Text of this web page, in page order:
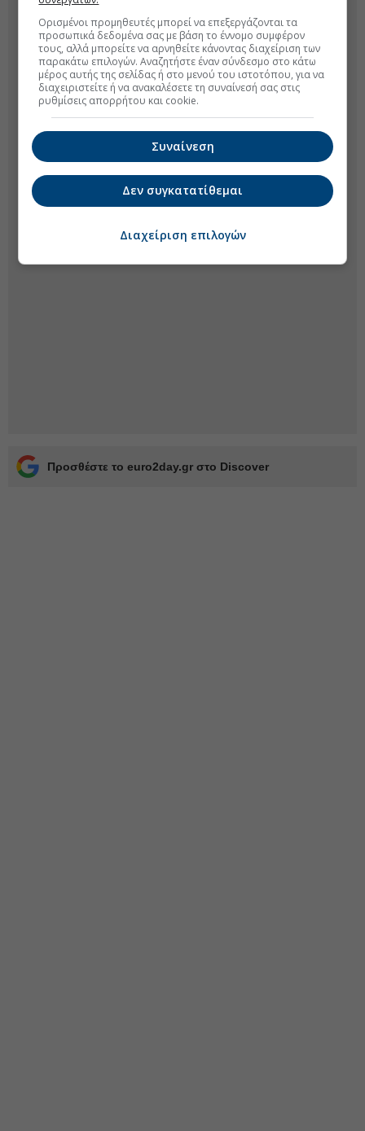
Προσθέστε το euro2day.gr στο Discover
Ορισμένοι προμηθευτές μπορεί να επεξεργάζονται τα
προσωπικά δεδομένα σας με βάση το έννομο συμφέρον
τους, αλλά μπορείτε να αρνηθείτε κάνοντας διαχείριση των
παρακάτω επιλογών. Αναζητήστε έναν σύνδεσμο στο κάτω
μέρος αυτής της σελίδας ή στο μενού του ιστοτόπου, για να
διαχειριστείτε ή να ανακαλέσετε τη συναίνεσή σας στις
ρυθμίσεις απορρήτου και cookie.
Συναίνεση
Δεν συγκατατίθεμαι
Διαχείριση επιλογών